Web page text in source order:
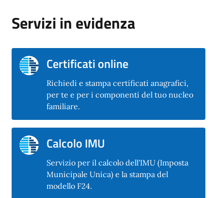
Servizi in evidenza
Certificati online
Richiedi e stampa certificati anagrafici,
per te e per i componenti del tuo nucleo
familiare.
Calcolo IMU
Servizio per il calcolo dell'IMU (Imposta
Municipale Unica) e la stampa del
modello F24.